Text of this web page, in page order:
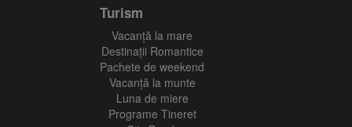
Turism
Vacanţă la mare
Destinații Romantice
Pachete de weekend
Vacanță la munte
Luna de miere
Programe Tineret